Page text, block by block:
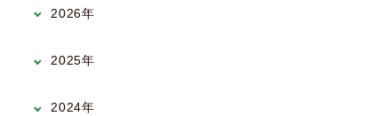
2026年
2025年
2024年